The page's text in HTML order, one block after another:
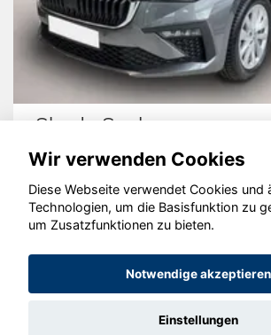
Skoda Scala
© konjunkturmotor.de GmbH
Wir verwenden Cookies
Diese Webseite verwendet Cookies und
Technologien, um die Basisfunktion zu
um Zusatzfunktionen zu bieten.
Notwendige akzeptieren
Einstellungen